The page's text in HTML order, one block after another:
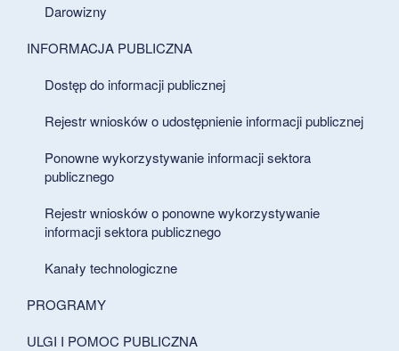
Darowizny
INFORMACJA PUBLICZNA
Dostęp do informacji publicznej
Rejestr wniosków o udostępnienie informacji publicznej
Ponowne wykorzystywanie informacji sektora
publicznego
Rejestr wniosków o ponowne wykorzystywanie
informacji sektora publicznego
Kanały technologiczne
PROGRAMY
ULGI I POMOC PUBLICZNA